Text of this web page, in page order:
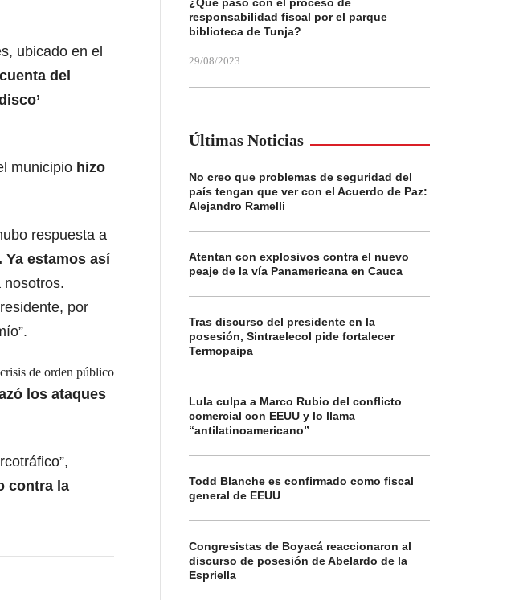
ubicado en el
del
municipio hizo
respuesta a
Ya estamos así
nosotros.
por
de orden público
los ataques
contra la
responsabilidad fiscal por el parque
biblioteca de Tunja?
29/08/2023
Últimas Noticias
No creo que problemas de seguridad del
país tengan que ver con el Acuerdo de Paz:
Alejandro Ramelli
Atentan con explosivos contra el nuevo
peaje de la vía Panamericana en Cauca
Tras discurso del presidente en la
posesión, Sintraelecol pide fortalecer
Termopaipa
Lula culpa a Marco Rubio del conflicto
comercial con EEUU y lo llama
“antilatinoamericano”
Todd Blanche es confirmado como fiscal
general de EEUU
Congresistas de Boyacá reaccionaron al
discurso de posesión de Abelardo de la
Espriella